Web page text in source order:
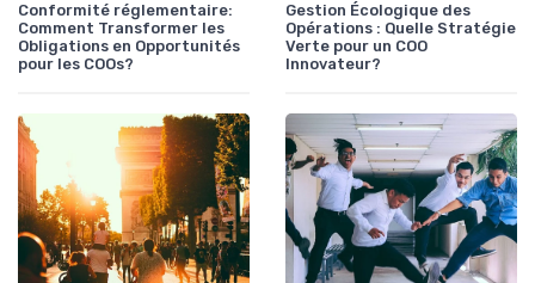
Conformité réglementaire:
Comment Transformer les
Obligations en Opportunités
pour les COOs?
Gestion Écologique des
Opérations : Quelle Stratégie
Verte pour un COO
Innovateur?